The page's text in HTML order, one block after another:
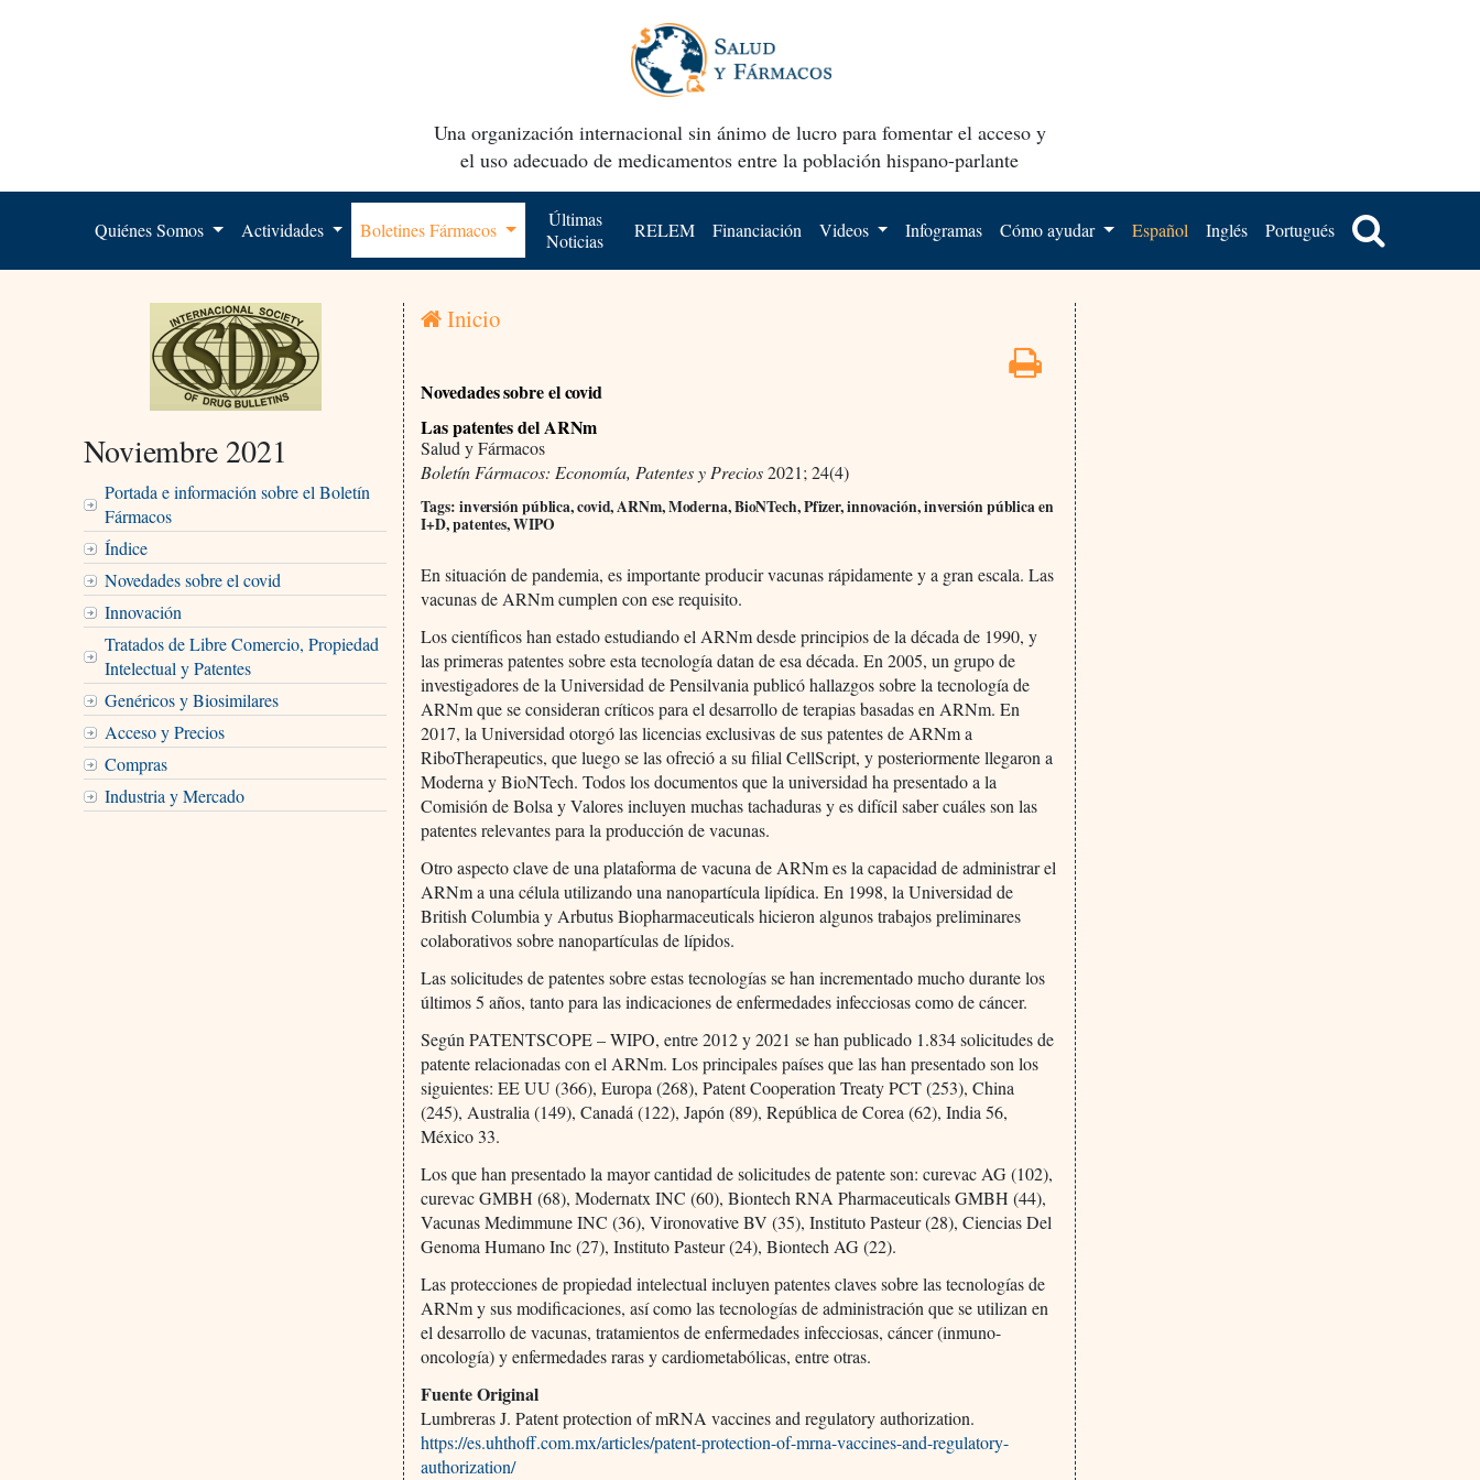
Una organización internacional sin ánimo de lucro para fomentar el acceso y
el uso adecuado de medicamentos entre la población hispano-parlante
Quiénes Somos Actividades Boletines Fármacos
Últimas
Noticias
RELEM Financiación Videos Infogramas Cómo ayudar Español Inglés Portugués
Noviembre 2021
Portada e información sobre el Boletín
Fármacos
Índice
Novedades sobre el covid
Innovación
Tratados de Libre Comercio, Propiedad
Intelectual y Patentes
Genéricos y Biosimilares
Acceso y Precios
Compras
Industria y Mercado
Inicio
Novedades sobre el covid
Las patentes del ARNm
Salud y Fármacos
Boletín Fármacos: Economía, Patentes y Precios2021; 24(4)
Tags: inversión pública, covid, ARNm, Moderna, BioNTech, Pfizer, innovación, inversión pública en
I+D, patentes, WIPO
En situación de pandemia, es importante producir vacunas rápidamente y a gran escala. Las
vacunas de ARNm cumplen con ese requisito.
Los científicos han estado estudiando el ARNm desde principios de la década de 1990, y
las primeras patentes sobre esta tecnología datan de esa década. En 2005, un grupo de
investigadores de la Universidad de Pensilvania publicó hallazgos sobre la tecnología de
ARNm que se consideran críticos para el desarrollo de terapias basadas en ARNm. En
2017, la Universidad otorgó las licencias exclusivas de sus patentes de ARNm a
RiboTherapeutics, que luego se las ofreció a su filial CellScript, y posteriormente llegaron a
Moderna y BioNTech. Todos los documentos que la universidad ha presentado a la
Comisión de Bolsa y Valores incluyen muchas tachaduras y es difícil saber cuáles son las
patentes relevantes para la producción de vacunas.
Otro aspecto clave de una plataforma de vacuna de ARNm es la capacidad de administrar el
ARNm a una célula utilizando una nanopartícula lipídica. En 1998, la Universidad de
British Columbia y Arbutus Biopharmaceuticals hicieron algunos trabajos preliminares
colaborativos sobre nanopartículas de lípidos.
Las solicitudes de patentes sobre estas tecnologías se han incrementado mucho durante los
últimos 5 años, tanto para las indicaciones de enfermedades infecciosas como de cáncer.
Según PATENTSCOPE – WIPO, entre 2012 y 2021 se han publicado 1.834 solicitudes de
patente relacionadas con el ARNm. Los principales países que las han presentado son los
siguientes: EE UU (366), Europa (268), Patent Cooperation Treaty PCT (253), China
(245), Australia (149), Canadá (122), Japón (89), República de Corea (62), India 56,
México 33.
Los que han presentado la mayor cantidad de solicitudes de patente son: curevac AG (102),
curevac GMBH (68), Modernatx INC (60), Biontech RNA Pharmaceuticals GMBH (44),
Vacunas Medimmune INC (36), Vironovative BV (35), Instituto Pasteur (28), Ciencias Del
Genoma Humano Inc (27), Instituto Pasteur (24), Biontech AG (22).
Las protecciones de propiedad intelectual incluyen patentes claves sobre las tecnologías de
ARNm y sus modificaciones, así como las tecnologías de administración que se utilizan en
el desarrollo de vacunas, tratamientos de enfermedades infecciosas, cáncer (inmuno-
oncología) y enfermedades raras y cardiometabólicas, entre otras.
Fuente Original
Lumbreras J. Patent protection of mRNA vaccines and regulatory authorization.
https://es.uhthoff.com.mx/articles/patent-protection-of-mrna-vaccines-and-regulatory-
authorization/